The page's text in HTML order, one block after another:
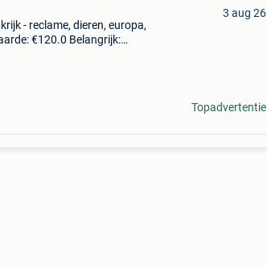
- reclame, dieren, europa,
€120.0 Belangrijk:
3 aug 26
Topadvertentie